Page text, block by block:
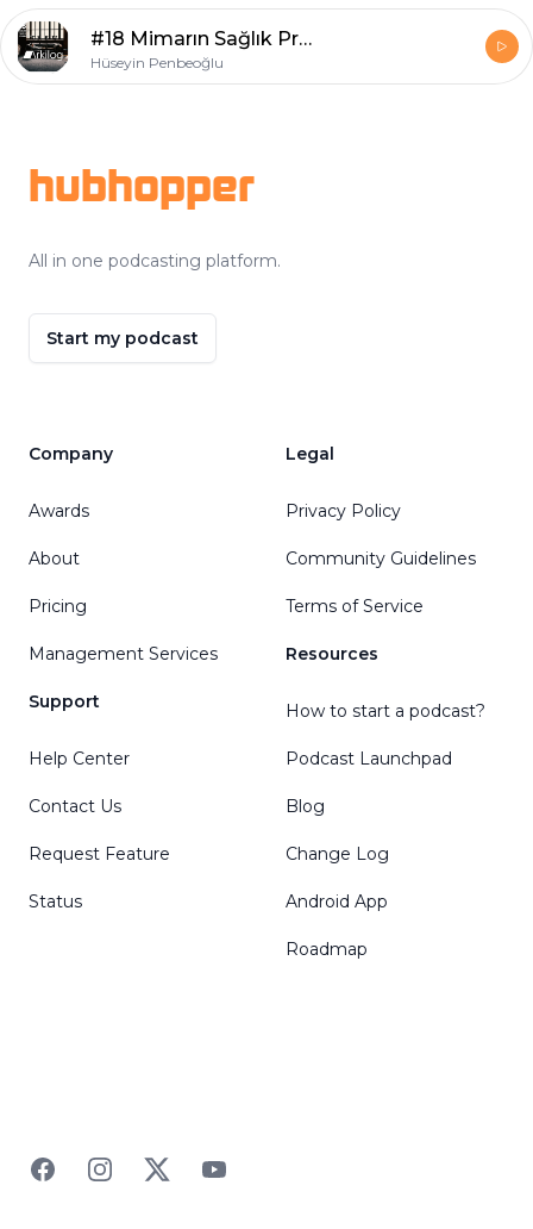
#18 Mimarın Sağlık Problemleri
Hüseyin Penbeoğlu
hubhopper
All in one podcasting platform.
Start my podcast
Company
Awards
About
Pricing
Management Services
Support
Help Center
Contact Us
Request Feature
Status
Legal
Privacy Policy
Community Guidelines
Terms of Service
Resources
How to start a podcast?
Podcast Launchpad
Blog
Change Log
Android App
Roadmap
FacebookInstagramTwitterYouTube